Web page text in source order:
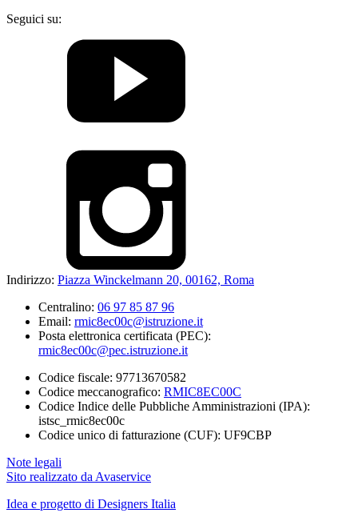
Seguici su:
Indirizzo: Piazza Winckelmann 20, 00162, Roma
Centralino: 06 97 85 87 96
Email: rmic8ec00c@istruzione.it
Posta elettronica certificata (PEC):
rmic8ec00c@pec.istruzione.it
Codice fiscale: 97713670582
Codice meccanografico: RMIC8EC00C
Codice Indice delle Pubbliche Amministrazioni (IPA):
istsc_rmic8ec00c
Codice unico di fatturazione (CUF): UF9CBP
Note legali
Sito realizzato da Avaservice
Idea e progetto di Designers Italia